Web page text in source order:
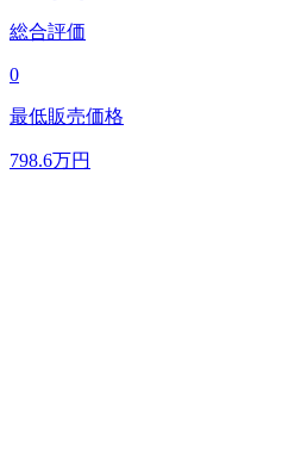
総合評価
0
最低販売価格
798.6万円